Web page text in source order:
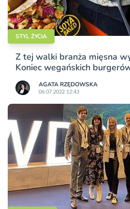
STYL ŻYCIA
Z tej walki branża mięsna
Koniec wegańskich
AGATA RZĘDOWSKA
06.07.2022 12:43